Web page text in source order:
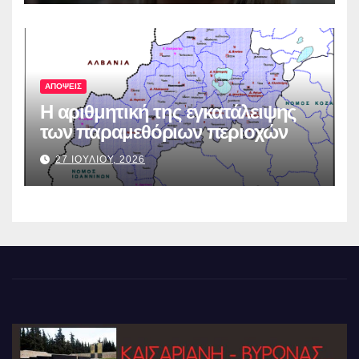
ΑΠΟΨΕΙΣ
Η αριθμητική της εγκατάλειψης
των παραμεθόριων περιοχών
27 ΙΟΥΛΙΟΥ, 2026